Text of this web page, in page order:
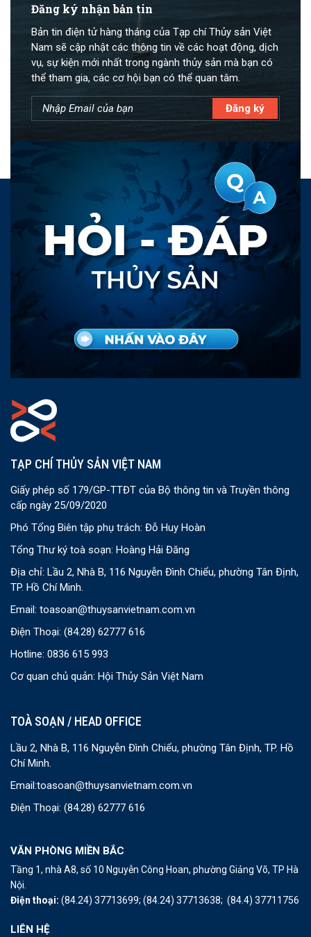
Đăng ký nhận bản tin
Bản tin điện tử hàng tháng của Tạp chí Thủy sản Việt
Nam sẽ cập nhật các thông tin về các hoạt động, dịch
vụ, sự kiện mới nhất trong ngành thủy sản mà bạn có
thể tham gia, các cơ hội bạn có thể quan tâm.
TẠP CHÍ THỦY SẢN VIỆT NAM
Giấy phép số 179/GP-TTĐT của Bộ thông tin và Truyền thông
cấp ngày 25/09/2020
Phó Tổng Biên tập phụ trách: Đỗ Huy Hoàn
Tổng Thư ký toà soạn: Hoàng Hải Đăng
Địa chỉ: Lầu 2, Nhà B, 116 Nguyễn Đình Chiểu, phường Tân Định,
TP. Hồ Chí Minh.
Email: toasoan@thuysanvietnam.com.vn
Điện Thoại: (84.28) 62777 616
Hotline: 0836 615 993
Cơ quan chủ quản: Hội Thủy Sản Việt Nam
TOÀ SOẠN / HEAD OFFICE
Lầu 2, Nhà B, 116 Nguyễn Đình Chiểu, phường Tân Định, TP. Hồ
Chí Minh.
Email:toasoan@thuysanvietnam.com.vn
Điện Thoại: (84.28) 62777 616
VĂN PHÒNG MIỀN BẮC
Tầng 1, nhà A8, số 10 Nguyễn Công Hoan, phường Giảng Võ, TP Hà
Nội.
Điện thoại: (84.24) 37713699; (84.24) 37713638; (84.4) 37711756
LIÊN HỆ